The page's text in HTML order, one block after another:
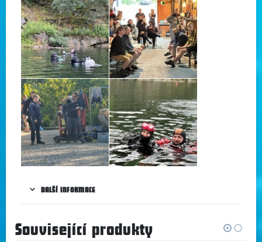
DALŠÍ INFORMACE
Související produkty